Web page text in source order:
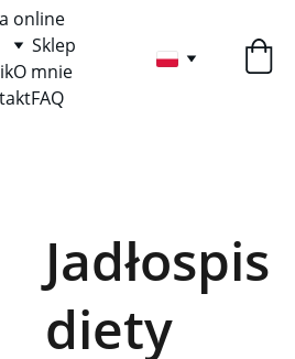
online
Sklep
O mnie
FAQ
Jadłospis
diety